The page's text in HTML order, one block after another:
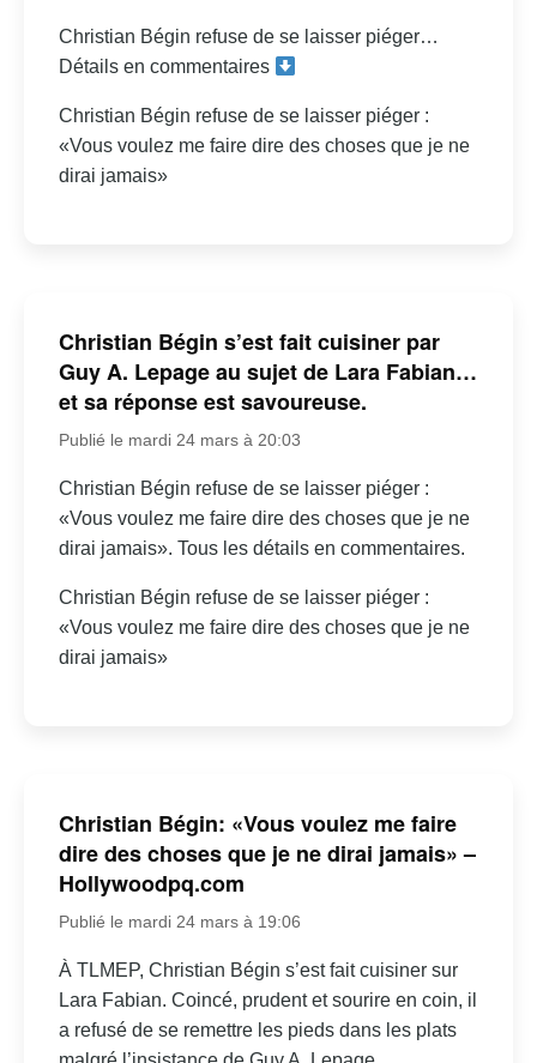
Christian Bégin refuse de se laisser piéger…
Détails en commentaires
Christian Bégin refuse de se laisser piéger :
«Vous voulez me faire dire des choses que je ne
dirai jamais»
Christian Bégin s’est fait cuisiner par
Guy A. Lepage au sujet de Lara Fabian…
et sa réponse est savoureuse.
Publié le mardi 24 mars à 20:03
Christian Bégin refuse de se laisser piéger :
«Vous voulez me faire dire des choses que je ne
dirai jamais». Tous les détails en commentaires.
Christian Bégin refuse de se laisser piéger :
«Vous voulez me faire dire des choses que je ne
dirai jamais»
Christian Bégin: «Vous voulez me faire
dire des choses que je ne dirai jamais» –
Hollywoodpq.com
Publié le mardi 24 mars à 19:06
À TLMEP, Christian Bégin s’est fait cuisiner sur
Lara Fabian. Coincé, prudent et sourire en coin, il
a refusé de se remettre les pieds dans les plats